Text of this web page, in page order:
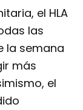
el HLA
las
la semana
más
el